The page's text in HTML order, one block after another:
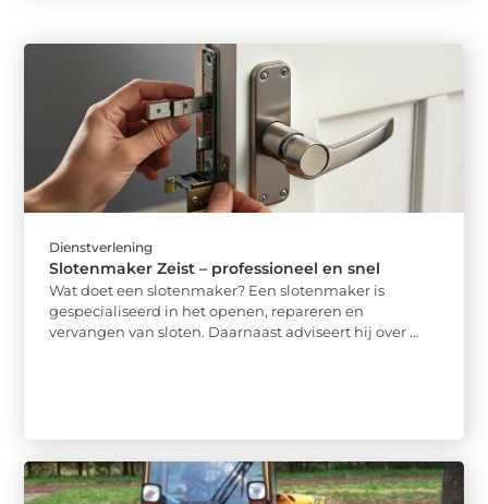
Dienstverlening
Slotenmaker Zeist – professioneel en snel
Wat doet een slotenmaker? Een slotenmaker is
gespecialiseerd in het openen, repareren en
vervangen van sloten. Daarnaast adviseert hij over ...